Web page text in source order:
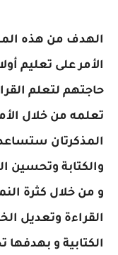
الهدف من هذه
الأمر على تعليم
حاجتهم لتعلم
تعلمه من خلال
المذكرتان
والكتابة وتحسين
و من خلال كثرة
القراءة وتعديل
الكتابية و